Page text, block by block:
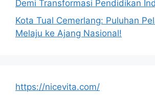
Demi Transformasi Pendidikan
Kota Tual Cemerlang: Puluhan
Melaju ke Ajang Nasional!
https://nicevita.com/